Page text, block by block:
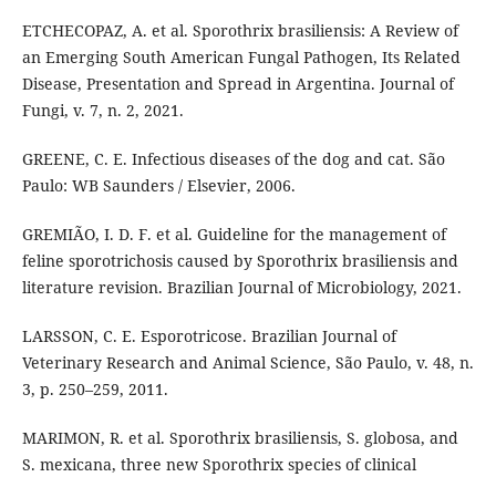
ETCHECOPAZ, A. et al. Sporothrix brasiliensis: A Review of
an Emerging South American Fungal Pathogen, Its Related
Disease, Presentation and Spread in Argentina. Journal of
Fungi, v. 7, n. 2, 2021.
GREENE, C. E. Infectious diseases of the dog and cat. São
Paulo: WB Saunders / Elsevier, 2006.
GREMIÃO, I. D. F. et al. Guideline for the management of
feline sporotrichosis caused by Sporothrix brasiliensis and
literature revision. Brazilian Journal of Microbiology, 2021.
LARSSON, C. E. Esporotricose. Brazilian Journal of
Veterinary Research and Animal Science, São Paulo, v. 48, n.
3, p. 250–259, 2011.
MARIMON, R. et al. Sporothrix brasiliensis, S. globosa, and
S. mexicana, three new Sporothrix species of clinical